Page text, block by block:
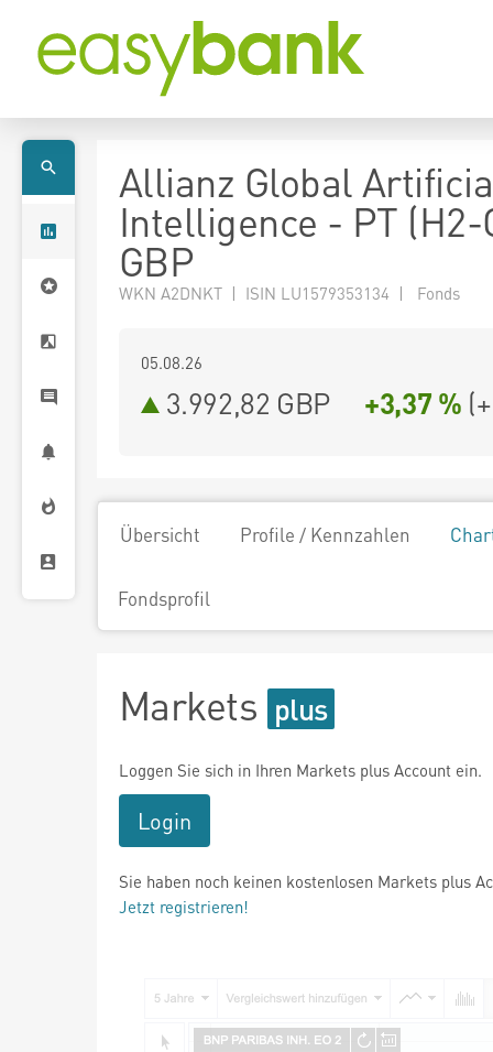
Allianz Global
Intelligence - PT (H2-
GBP
WKN A2DNKT | ISIN LU1579353134 | Fonds
05.08.26
3.992,82 GBP +3,37 % (
Übersicht Profile / Kennzahlen
Fondsprofil
Markets
Loggen Sie sich in Ihren Markets plus Account ein.
Login
Sie haben noch keinen kostenlosen Markets plus
Jetzt registrieren!